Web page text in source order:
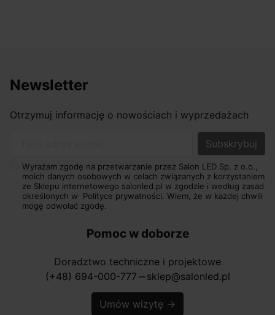
Newsletter
Otrzymuj informację o nowościach i wyprzedażach
Wyrażam zgodę na przetwarzanie przez Salon LED Sp. z o.o.,
moich danych osobowych w celach związanych z korzystaniem
ze Sklepu internetowego salonled.pl w zgodzie i według zasad
określonych w Polityce prywatności. Wiem, że w każdej chwili
mogę odwołać zgodę.
Pomoc w doborze
Doradztwo techniczne i projektowe
(+48) 694-000-777 horizontal_rule sklep@salonled.pl
Umów wizytę →